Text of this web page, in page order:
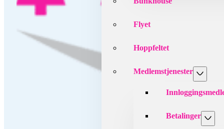
Flyet
Hoppfeltet
Medlemstjenester
Betalinger